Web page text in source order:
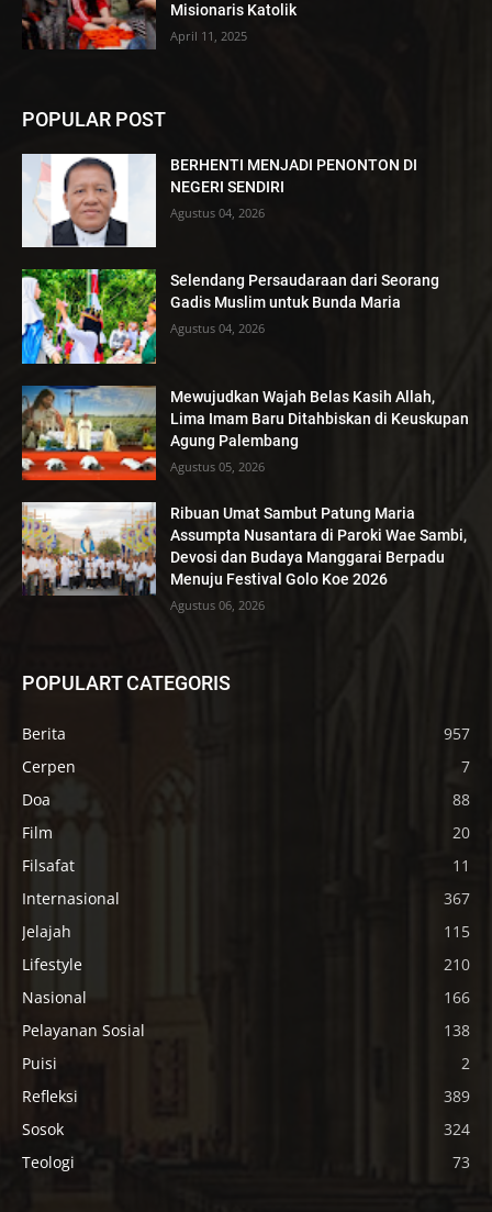
Misionaris Katolik
April 11, 2025
POPULAR POST
BERHENTI MENJADI PENONTON DI
NEGERI SENDIRI
Agustus 04, 2026
Selendang Persaudaraan dari Seorang
Gadis Muslim untuk Bunda Maria
Agustus 04, 2026
Mewujudkan Wajah Belas Kasih Allah,
Lima Imam Baru Ditahbiskan di Keuskupan
Agung Palembang
Agustus 05, 2026
Ribuan Umat Sambut Patung Maria
Assumpta Nusantara di Paroki Wae Sambi,
Devosi dan Budaya Manggarai Berpadu
Menuju Festival Golo Koe 2026
Agustus 06, 2026
POPULART CATEGORIS
Berita
957
Cerpen
7
Doa
88
Film
20
Filsafat
11
Internasional
367
Jelajah
115
Lifestyle
210
Nasional
166
Pelayanan Sosial
138
Puisi
2
Refleksi
389
Sosok
324
Teologi
73